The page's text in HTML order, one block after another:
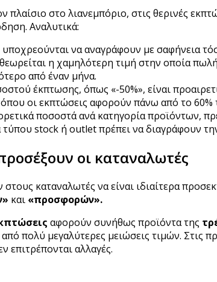
στο λιανεμπόριο, στις θερινές
Αναλυτικά:
υποχρεούνται να αναγράφουν με σαφήνεια
η χαμηλότερη τιμή στην οποία
από έναν μήνα.
έκπτωσης, όπως «-50%», είναι
οι εκπτώσεις αφορούν πάνω από το
ποσοστά ανά κατηγορία προϊόντων,
stock ή outlet πρέπει να διαγράφουν
οι καταναλωτές
στους καταναλωτές να είναι ιδιαίτερα
και «προσφορών».
αφορούν συνήθως προϊόντα της
πολύ μεγαλύτερες μειώσεις τιμών. Στις
επιτρέπονται αλλαγές.